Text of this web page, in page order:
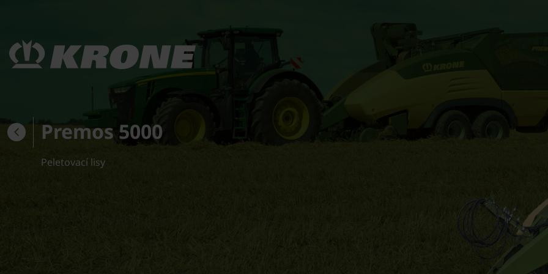
Premos 5000
Peletovací lisy